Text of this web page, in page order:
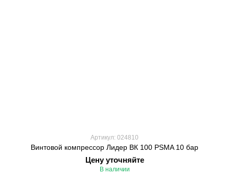
Артикул: 024810
Винтовой компрессор Лидер ВК 100 PSMA 10 бар
Цену уточняйте
В наличии